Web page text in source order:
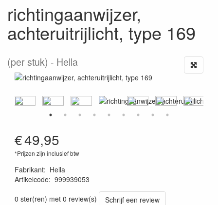
richtingaanwijzer,
achteruitrijlicht, type 169
(per stuk) Hella
€49,95
*Prijzen zijn inclusief btw
Fabrikant: Hella
Artikelcode: 999939053
0 ster(ren) met 0 review(s)
Schrijf een review